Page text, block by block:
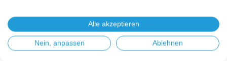
Fronius + BYD
GoodWe
GoodWe + GoodWe
GoodWe + BYD
Alle akzeptieren
Nein, anpassen Ablehnen